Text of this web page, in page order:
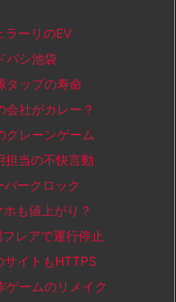
ーリのEV
シ池袋
ップの寿命
社がカレー？
レーンゲーム
当の不快言動
ークロック
も値上がり？
レアで運行停止
イトもHTTPS
ームのリメイク